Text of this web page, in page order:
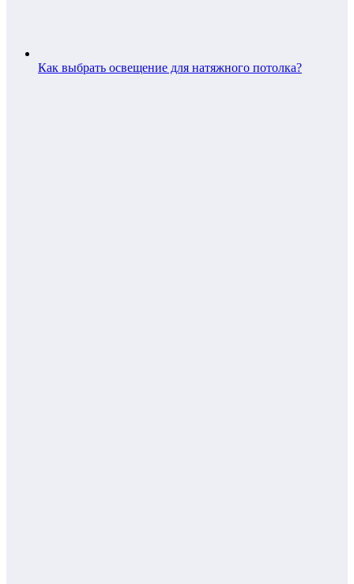
Как выбрать освещение для натяжного потолка?